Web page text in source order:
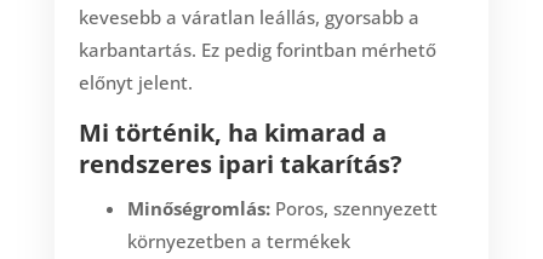
kevesebb a váratlan leállás, gyorsabb a
karbantartás. Ez pedig forintban mérhető
előnyt jelent.
Mi történik, ha kimarad a
rendszeres ipari takarítás?
Minőségromlás:Poros, szennyezett
környezetben a termékek